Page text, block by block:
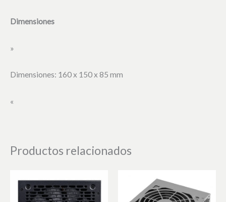
Dimensiones
»
Dimensiones: 160 x 150 x 85 mm
«
Productos relacionados